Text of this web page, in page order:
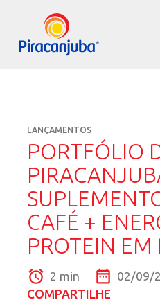
LANÇAMENTOS
PORTFÓLIO
CAFÉ +
PROTEIN EM
2 min
02/09/
COMPARTILHE